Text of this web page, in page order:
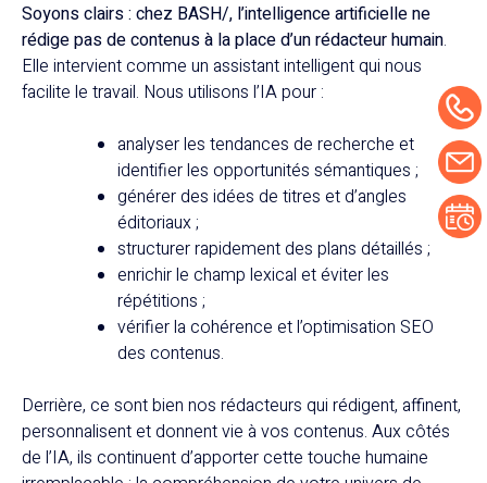
Soyons clairs : chez BASH/, l’intelligence artificielle ne
rédige pas de contenus à la place d’un rédacteur humain.
Elle intervient comme un assistant intelligent qui nous
facilite le travail. Nous utilisons l’IA pour :
analyser les tendances de recherche et
identifier les opportunités sémantiques ;
générer des idées de titres et d’angles
éditoriaux ;
structurer rapidement des plans détaillés ;
enrichir le champ lexical et éviter les
répétitions ;
vérifier la cohérence et l’optimisation SEO
des contenus.
Derrière, ce sont bien nos rédacteurs qui rédigent, affinent,
personnalisent et donnent vie à vos contenus. Aux côtés
de l’IA, ils continuent d’apporter cette touche humaine